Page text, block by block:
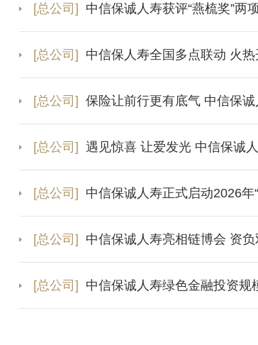
[总公司] 中信保诚人寿获评“燕梳奖”两
[总公司] 中信保人寿全国多点联动 火
[总公司] 保险让前行更有底气 中信保
[总公司] 遇见惊喜 让爱发光 中信保诚
[总公司] 中信保诚人寿正式启动2026年
[总公司] 中信保诚人寿亮相链博会 资
[总公司] 中信保诚人寿绿色金融投资